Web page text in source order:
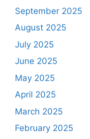
September 2025
August 2025
July 2025
June 2025
May 2025
April 2025
March 2025
February 2025